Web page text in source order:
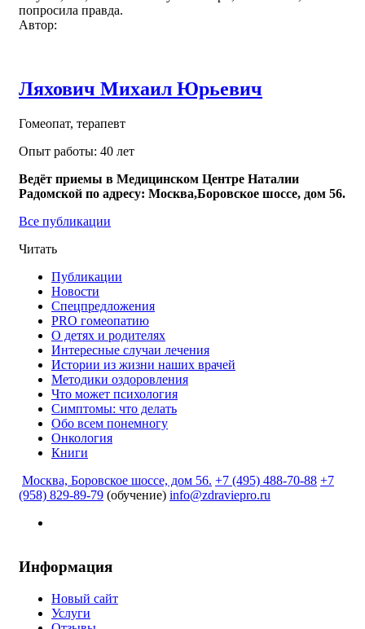
попросила правда.
Автор:
Ляхович Михаил Юрьевич
Гомеопат, терапевт
Опыт работы: 40 лет
Ведёт приемы в Медицинском Центре Наталии
Радомской по адресу: Москва,Боровское шоссе, дом 56.
Все публикации
Читать
Публикации
Новости
Спецпредложения
PRO гомеопатию
О детях и родителях
Интересные случаи лечения
Истории из жизни наших врачей
Методики оздоровления
Что может психология
Симптомы: что делать
Обо всем понемногу
Онкология
Книги
Москва, Боровское шоссе, дом 56. +7 (495) 488-70-88 +7
(958) 829-89-79 (обучение) info@zdraviepro.ru
Информация
Новый сайт
Услуги